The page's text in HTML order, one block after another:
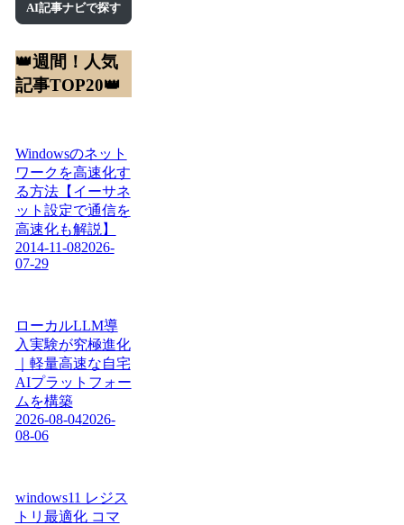
AI記事ナビで探す
👑週間！人気
記事TOP20👑
Windowsのネット
ワークを高速化す
る方法【イーサネ
ット設定で通信を
高速化も解説】
2014-11-082026-
07-29
ローカルLLM導
入実験が究極進化
｜軽量高速な自宅
AIプラットフォー
ムを構築
2026-08-042026-
08-06
windows11 レジス
トリ最適化 コマ